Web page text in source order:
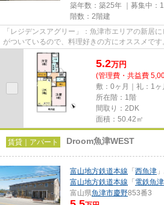
築年数：築25年 ｜募集中：
階数：2階建
「レジデンスアグリー」：魚津市エリアの新居
がついているので、料理好きの方にオススメで
関がすっきり片付くアパート...
5.2万円
(管理費・共益費
敷：0ヶ月｜礼：1ヶ
所在階：1階
間取り：2DK
面積：50.42㎡
賃貸｜アパート Droom魚津WEST
富山地方鉄道本線 「 西魚津
富山地方鉄道本線 「 電鉄魚津
富山県魚津市慶野853番3